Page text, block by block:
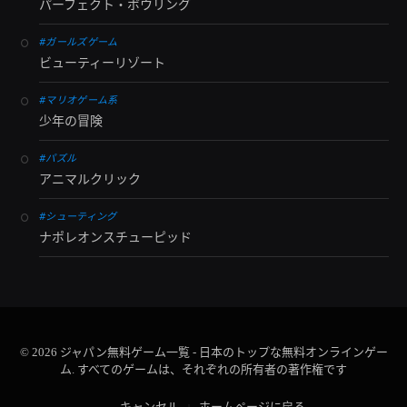
パーフェクト・ボウリング
#ガールズゲーム
ビューティーリゾート
#マリオゲーム系
少年の冒険
#パズル
アニマルクリック
#シューティング
ナポレオンスチューピッド
© 2026 ジャパン無料ゲーム一覧 - 日本のトップな無料オンラインゲー
ム. すべてのゲームは、それぞれの所有者の著作権です